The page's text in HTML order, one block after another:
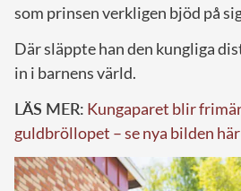
som prinsen verkligen bjöd på
Där släppte han den kungliga
in i barnens värld.
LÄS MER: Kungaparet blir
guldbröllopet – se nya bilden här